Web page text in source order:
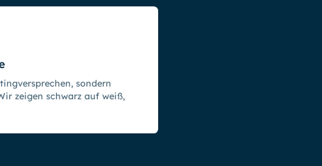
sondern
zeigen schwarz auf weiß,